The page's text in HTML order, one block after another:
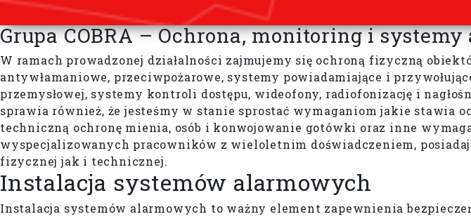
Grupa COBRA – Ochrona, monitoring i
W ramach prowadzonej działalności zajmujemy się ochroną fizyczną
antywłamaniowe, przeciwpożarowe, systemy powiadamiające i
przemysłowej, systemy kontroli dostępu, wideofony, radiofonizację i
sprawia również, że jesteśmy w stanie sprostać wymaganiom jakie stawia
techniczną ochronę mienia, osób i konwojowanie gotówki oraz inne
wyspecjalizowanych pracowników z wieloletnim doświadczeniem,
fizycznej jak i technicznej.
Instalacja systemów alarmowych
Instalacja systemów alarmowych to ważny element zapewnienia